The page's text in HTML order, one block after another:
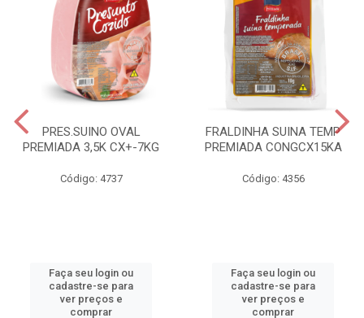
PRES.SUINO OVAL
PREMIADA 3,5K CX+-7KG
Código: 4737
Faça seu login ou
cadastre-se para
ver preços e
comprar
FRALDINHA SUINA TEMP
PREMIADA CONGCX15KA
Código: 4356
Faça seu login ou
cadastre-se para
ver preços e
comprar